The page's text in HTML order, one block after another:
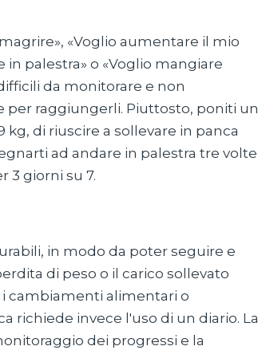
«Voglio aumentare il mio
in palestra» o «Voglio mangiare
da monitorare e non
raggiungerli. Piuttosto, poniti un
di riuscire a sollevare in panca
ad andare in palestra tre volte
3 giorni su 7.
in modo da poter seguire e
di peso o il carico sollevato
cambiamenti alimentari o
richiede invece l'uso di un diario. La
dei progressi e la